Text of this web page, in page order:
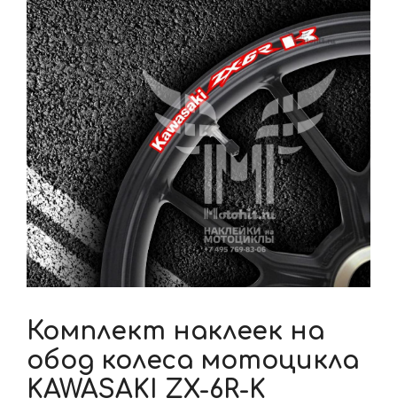
Комплект наклеек на
обод колеса мотоцикла
KAWASAKI ZX-6R-K